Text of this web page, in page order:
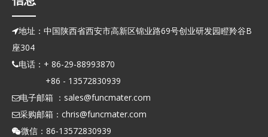
地址：中国陕西省西安市高新区锦业路69号创业研发园瞪羚谷B
座304
电话：+ 86-29-88993870
+86 - 13572830939
电子邮箱 ： sales@funcmater.com
采购邮箱： chris@funcmater.com
微信：86-13572830939